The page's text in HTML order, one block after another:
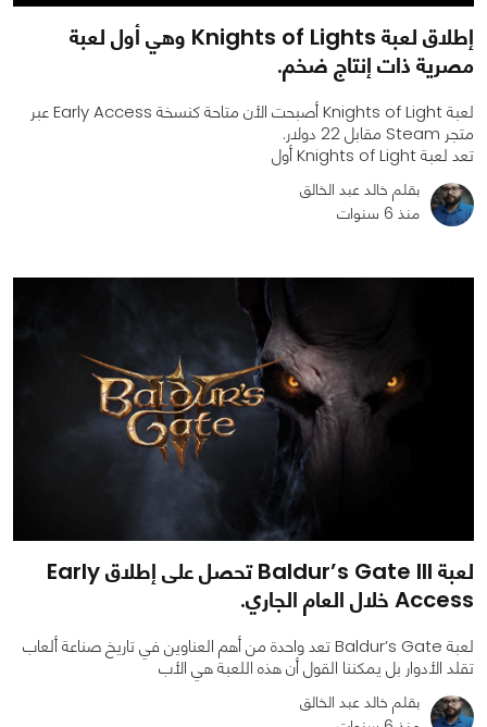
إطلاق لعبة Knights of Lights وهي أول لعبة
مصرية ذات إنتاج ضخم.
لعبة Knights of Light أصبحت الأن متاحة كنسخة Early Access عبر
متجر Steam مقابل 22 دولار.
تعد لعبة Knights of Light أول
بقلم خالد عبد الخالق
منذ 6 سنوات
لعبة Baldur’s Gate III تحصل على إطلاق Early
Access خلال العام الجاري.
لعبة Baldur’s Gate تعد واحدة من أهم العناوين في تاريخ صناعة ألعاب
تقلد الأدوار بل يمكننا القول أن هذه اللعبة هي الأب
بقلم خالد عبد الخالق